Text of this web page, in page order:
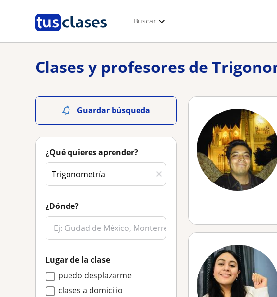
Buscar
Clases y profesores de
Guardar búsqueda
¿Qué quieres aprender?
¿Dónde?
Lugar de la clase
puedo desplazarme
clases a domicilio